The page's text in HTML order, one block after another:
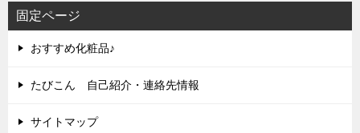
固定ページ
おすすめ化粧品♪
たびこん 自己紹介・連絡先情報
サイトマップ